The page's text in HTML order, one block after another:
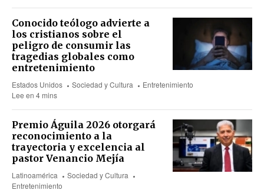
Conocido teólogo advierte a
los cristianos sobre el
peligro de consumir las
tragedias globales como
entretenimiento
Estados Unidos Sociedad y Cultura
Entretenimiento
Lee en 4 mins
Premio Águila 2026 otorgará
reconocimiento a la
trayectoria y excelencia al
pastor Venancio Mejía
Latinoamérica
Sociedad y Cultura
Entretenimiento